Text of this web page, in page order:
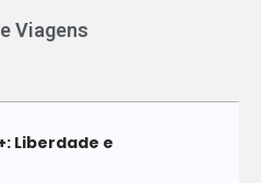
Viagens
Liberdade e